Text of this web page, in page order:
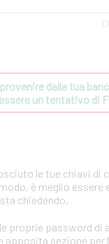
dalla tua
un tentativo di
le tue chiavi di
è meglio
chiedendo.
proprie password
apposita sezione